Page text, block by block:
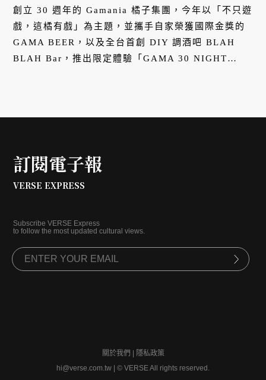
創立 30 週年的 Gamania 橘子集團，今年以「不只遊
戲，這橘有戲」為主題，並攜手自家榮獲國際金獎的
GAMA BEER，以及全台首創 DIY 調酒吧 BLAH
BLAH Bar，推出限定體驗「GAMA 30 NIGHT
訂閱電子報
VERSE EXPRESS
Subscribe VERSE Express
to follow the most updated cultural views.
關於我們
隱私政策
hi@verse.com.tw
© VERSE All rights reserved.